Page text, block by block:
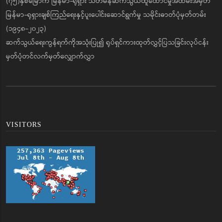
မြန်မာ-ရုရှားချစ်ကြည်ရေးနှင့်ပူးပေါင်းဆောင်ရွက်မှု သမိုင်းဓာတ်ပုံမှတ်တမ်း
(၁၉၄၈-၂၀၂၃)
ဆက်သွယ်ရေးကွန်ရက်ကိုအသုံးပြု၍ ရုပ်ရှင်ကားထုတ်လွှင့်ပြသခြင်းလုပ်ငန်း
မှတ်ပုံတင်လက်မှတ်လျှောက်လွှာ
VISITORS